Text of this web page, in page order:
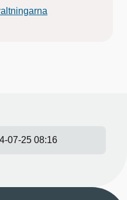
07-25 08:16